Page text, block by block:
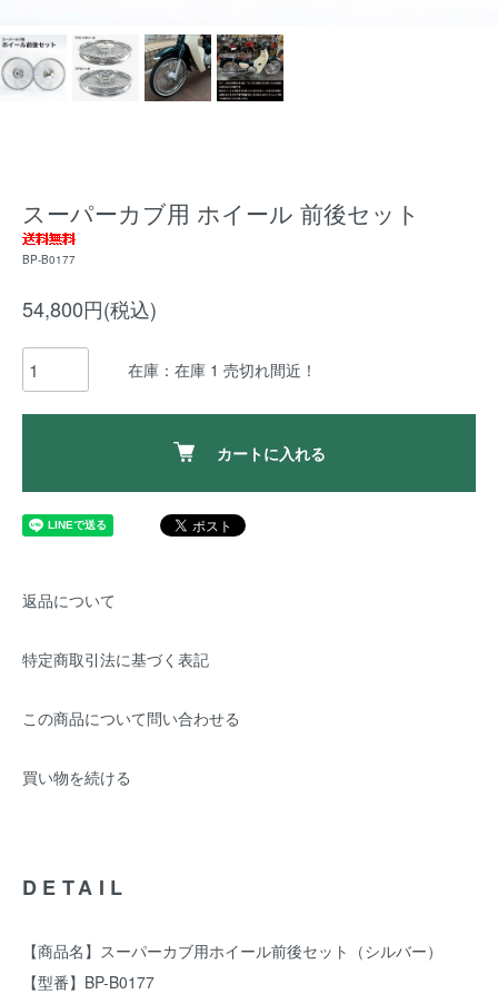
スーパーカブ用 ホイール 前後セット
BP-B0177
54,800円(税込)
在庫：在庫 1 売切れ間近！
カートに入れる
返品について
特定商取引法に基づく表記
この商品について問い合わせる
買い物を続ける
DETAIL
【商品名】スーパーカブ用ホイール前後セット（シルバー）
【型番】BP-B0177